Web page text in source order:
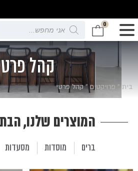
0
Products
search
קהל
בית » פרויקטים»קהל פרטי
המוצרים שלנו,
ברים מוסדות מסעדות